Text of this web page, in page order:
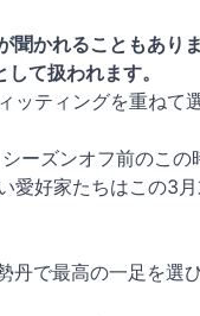
かれることもあり
て扱われます。
ティングを重ねて
ーズンオフ前のこ
好家たちはこの3月
で最高の一足を選